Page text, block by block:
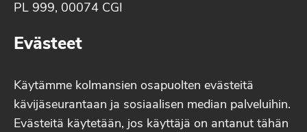
PL 999, 00074 CGI
Evästeet
Käytämme kolmansien osapuolten evästeitä
kävijäseurantaan ja sosiaalisen median palveluihin.
Evästeitä käytetään, jos käyttäjä on antanut tähän